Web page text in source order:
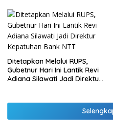
di Lampung dan Tinjau
Samsat Rajabasa
Ditetapkan Melalui RUPS,
Gubetnur Hari Ini Lantik Revi
Adiana Silawati Jadi Direktur